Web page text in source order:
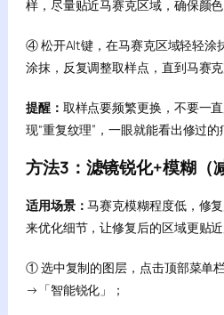
样，尽量贴近马赛克区域，确保颜
④ 松开Alt键，在马赛克区域轻轻涂
涂抹，反复调整取样点，直到马赛
提醒： 取样点要频繁更换，不要一
现“重复纹理”，一眼就能看出修过的
方法3：滤镜锐化+模糊（
适用场景：马赛克模糊程度低，修
来优化细节，让修复后的区域更贴近
① 选中复制的图层，点击顶部菜单
→「智能锐化」；